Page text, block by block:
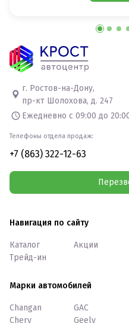
г. Ростов-на-Дону,
пр-кт Шолохова, д. 247
Ежедневно с 09:00 до
Телефоны отдела продаж:
+7 (863) 322-12-63
Навигация по сайту
Каталог
Трейд-ин
Акции
Марки автомобилей
Changan
Chery
GAC
Geely